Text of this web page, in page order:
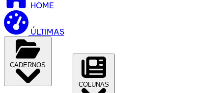
HOME
ÚLTIMAS
CADERNOS
COLUNAS